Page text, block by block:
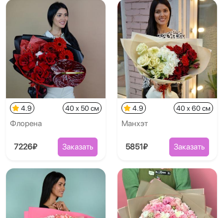
4.9 40 x 50 см
Флорена
7226₽ Заказать
4.9 40 x 60 см
Манхэт
5851₽ Заказать